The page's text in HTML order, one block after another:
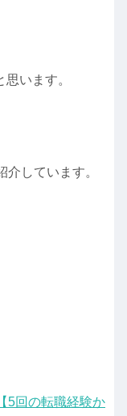
います。
しています。
5回の転職経験か